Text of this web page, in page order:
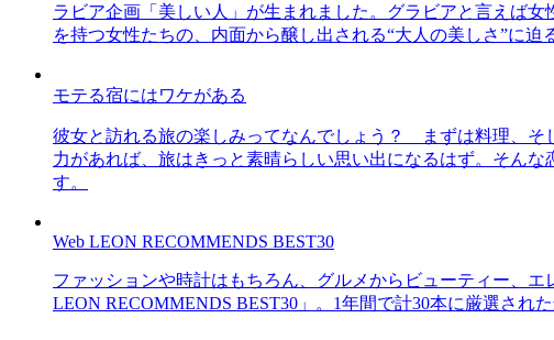
ラビア企画「美しい人」が生まれました。グラビアと言えば
を持つ女性たちの、内面から醸し出される“大人の美しさ”に迫
モテる宿にはワケがある
彼女と訪れる旅の楽しみってなんでしょう？ まずは料理、そ
力があれば、旅はきっと素晴らしい思い出になるはず。そん
す。
Web LEON RECOMMENDS BEST30
ファッションや時計はもちろん、グルメからビューティー、
LEON RECOMMENDS BEST30」。1年間で計30本に厳選され